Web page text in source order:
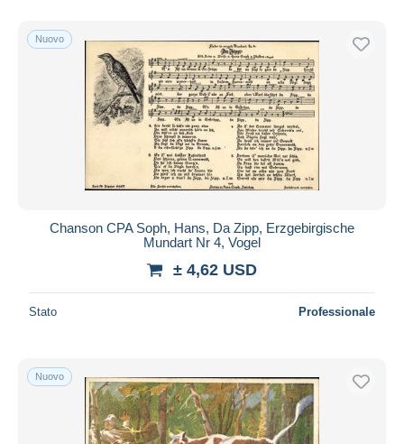
Nuovo
Chanson CPA Soph, Hans, Da Zipp, Erzgebirgische
Mundart Nr 4, Vogel
± 4,62 USD
Stato Professionale
Nuovo